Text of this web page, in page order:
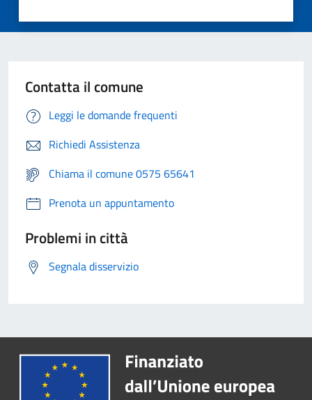
Contatta il comune
Leggi le domande frequenti
Richiedi Assistenza
Chiama il comune 0575 65641
Prenota un appuntamento
Problemi in città
Segnala disservizio